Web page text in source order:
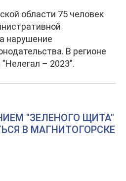
области 75 человек
нарушение
В регионе
– 2023".
"ЗЕЛЕНОГО ЩИТА"
В МАГНИТОГОРСКЕ